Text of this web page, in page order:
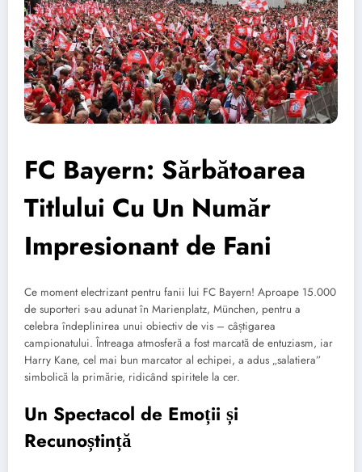
FC Bayern: Sărbătoarea
Titlului Cu Un Număr
Impresionant de Fani
Ce moment electrizant pentru fanii lui FC Bayern! Aproape 15.000
de suporteri s-au adunat în Marienplatz, München, pentru a
celebra îndeplinirea unui obiectiv de vis – câștigarea
campionatului. Întreaga atmosferă a fost marcată de entuziasm, iar
Harry Kane, cel mai bun marcator al echipei, a adus „salatiera”
simbolică la primărie, ridicând spiritele la cer.
Un Spectacol de Emoții și
Recunoștință